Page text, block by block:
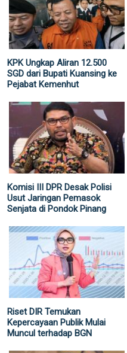
KPK Ungkap Aliran 12.500
SGD dari Bupati Kuansing ke
Pejabat Kemenhut
Komisi III DPR Desak Polisi
Usut Jaringan Pemasok
Senjata di Pondok Pinang
Riset DIR Temukan
Kepercayaan Publik Mulai
Muncul terhadap BGN